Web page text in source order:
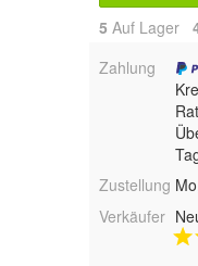
5 Auf Lager
Zahlung
Zustellung
Verkäufer